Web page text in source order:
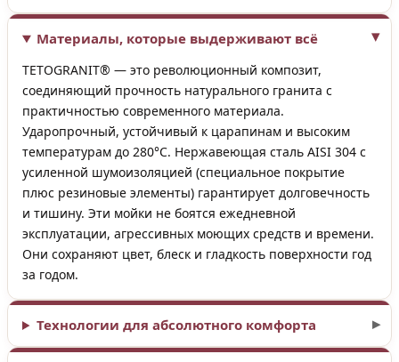
Материалы, которые выдерживают всё
TETOGRANIT® — это революционный композит,
соединяющий прочность натурального гранита с
практичностью современного материала.
Ударопрочный, устойчивый к царапинам и высоким
температурам до 280°C. Нержавеющая сталь AISI 304 с
усиленной шумоизоляцией (специальное покрытие
плюс резиновые элементы) гарантирует долговечность
и тишину. Эти мойки не боятся ежедневной
эксплуатации, агрессивных моющих средств и времени.
Они сохраняют цвет, блеск и гладкость поверхности год
за годом.
Технологии для абсолютного комфорта